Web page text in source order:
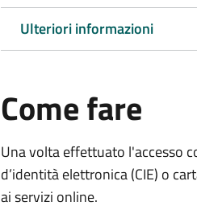
Ulteriori informazioni
Come fare
Una volta effettuato l'accesso
d’identità elettronica (CIE) o
ai servizi online.